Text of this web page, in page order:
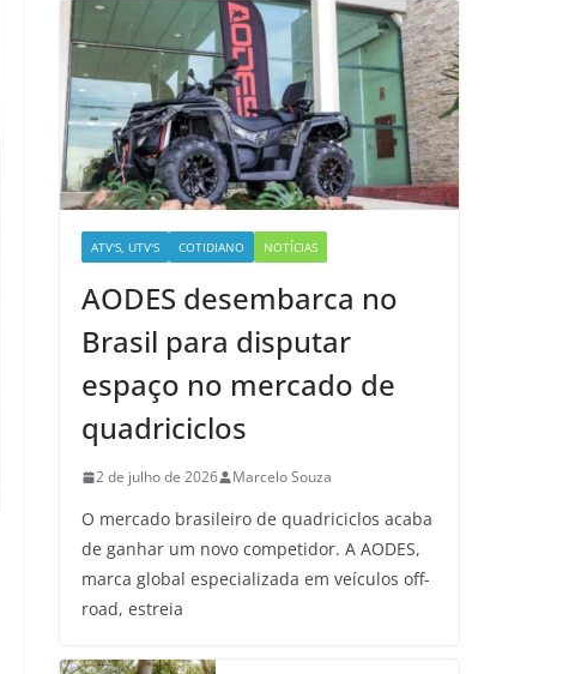
ATV'S, UTV'S COTIDIANO NOTÍCIAS
AODES desembarca no
Brasil para disputar
espaço no mercado de
quadriciclos
2 de julho de 2026 Marcelo Souza
O mercado brasileiro de quadriciclos acaba
de ganhar um novo competidor. A AODES,
marca global especializada em veículos off-
road, estreia